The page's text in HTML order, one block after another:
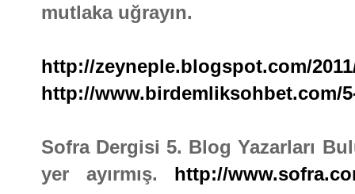
mutlaka uğrayın.
http://zeyneple.blogspot.com/
http://www.birdemliksohbet.com/
Sofra Dergisi 5. Blog Yazarları
yer ayırmış. http://